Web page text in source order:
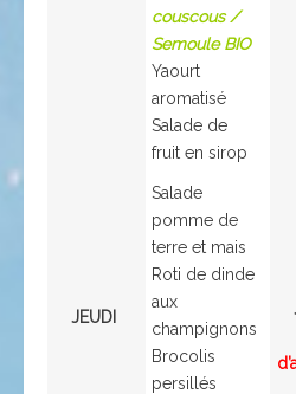
couscous /
Semoule BIO
Yaourt
aromatisé
Salade de
fruit en sirop
JEUDI
Salade
pomme de
terre et mais
Roti de dinde
aux
champignons
Brocolis
persillés